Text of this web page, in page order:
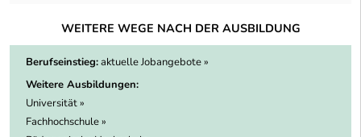
WEITERE WEGE NACH DER AUSBILDUNG
Berufseinstieg:aktuelle Jobangebote »
Weitere Ausbildungen:
Universität »
Fachhochschule »